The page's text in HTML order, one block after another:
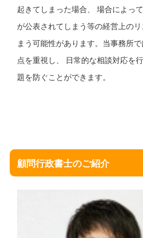
起きてしまった場合、 場合によっ
が公表されてしまう等の経営上の
まう可能性があります。当事務所
点を重視し、 日常的な相談対応を
題を防ぐことができます。
顧問行政書士のご紹介